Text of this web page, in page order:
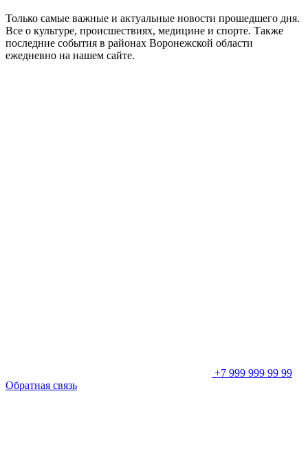
Только самые важные и актуальные новости прошедшего дня.
Все о культуре, происшествиях, медицине и спорте. Также
последние события в районах Воронежской области
ежедневно на нашем сайте.
+7 999 999 99 99
Обратная связь